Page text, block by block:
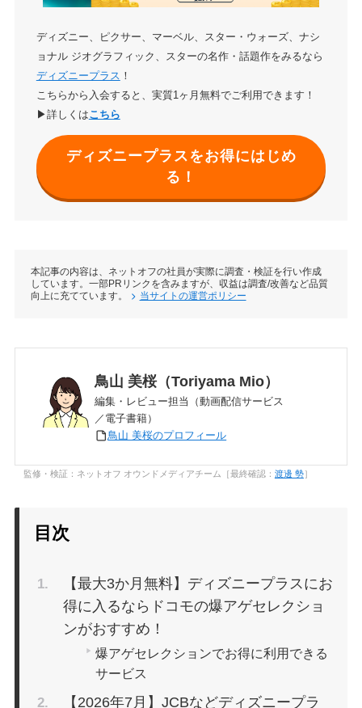
ディズニー、ピクサー、マーベル、スター・ウォーズ、ナシ
ョナル ジオグラフィック、スターの名作・話題作をみるなら
ディズニープラス ！
こちらから入会すると、実質1ヶ月無料でご利用できます！
▶詳しくはこちら
ディズニープラスをお得にはじめ
る！
本記事の内容は、ネットオフの社員が実際に調査・検証を行い作成
しています。一部PRリンクを含みますが、収益は調査/改善など品質
向上に充てています。
当サイトの運営ポリシー
鳥山 美桜（Toriyama Mio）
編集・レビュー担当（動画配信サービス
／電子書籍）
鳥山 美桜のプロフィール
監修・検証：ネットオフ オウンドメディアチーム［最終確認： 渡邊 勢］
目次
【最大3か月無料】ディズニープラスにお
得に入るならドコモの爆アゲセレクショ
ンがおすすめ！
爆アゲセレクションでお得に利用できる
サービス
【2026年7月】JCBなどディズニープラ